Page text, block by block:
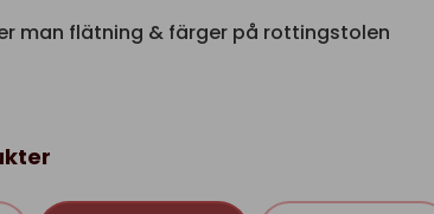
man flätning & färger på rottingstolen